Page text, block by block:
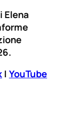
Elena
| YouTube